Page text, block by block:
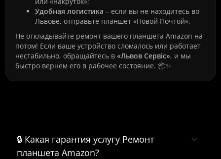
Удобная логистика – если вы не находитесь во
Львове, отправьте планшет «Новой Почтой».
Не откладывайте ремонт вашего планшета Amazon на
потом! Если ваше устройство сломалось или работает
нестабильно, обращайтесь в «Львов Сервіс», и мы
быстро вернем его в рабочее состояние. 📦✨
🔒 Какая гарантия услугу Ремонт
планшета Amazon?